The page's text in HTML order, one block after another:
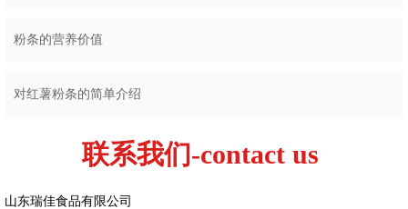
粉条的营养价值
对红薯粉条的简单介绍
联系我们-contact us
山东瑞佳食品有限公司